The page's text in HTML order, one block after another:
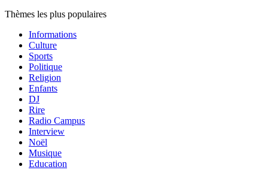
Thèmes les plus populaires
Informations
Culture
Sports
Politique
Religion
Enfants
DJ
Rire
Radio Campus
Interview
Noël
Musique
Education